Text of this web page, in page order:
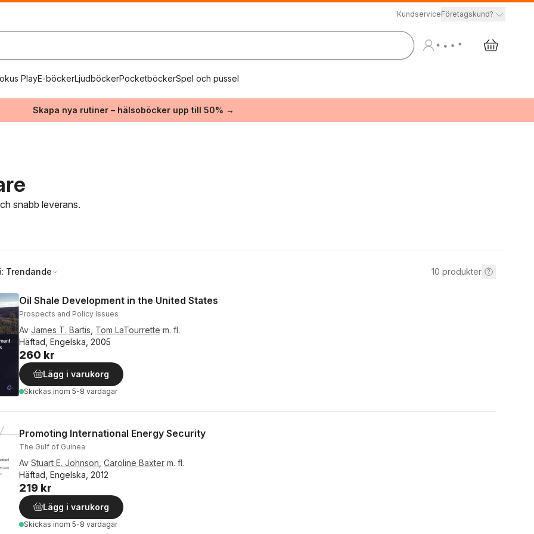
KundserviceFöretagskund?
PlayE-böckerLjudböckerPocketböckerSpel och pussel
Skapa nya rutiner – hälsoböcker upp till 50% →
snabb leverans.
Trendande 10 produkter
Oil Shale Development in the United States
Prospects and Policy Issues
Av James T. Bartis Tom LaTourrette m. fl.
Häftad, Engelska, 2005
260 kr
Lägg i varukorg
Skickas inom 5-8 vardagar
Promoting International Energy Security
The Gulf of Guinea
Av Stuart E. Johnson Caroline Baxter m. fl.
Häftad, Engelska, 2012
219 kr
Lägg i varukorg
Skickas inom 5-8 vardagar